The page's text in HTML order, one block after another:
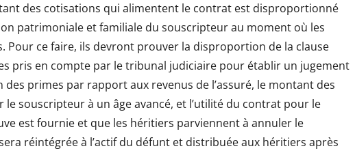
des cotisations qui alimentent le contrat est disproportionné
patrimoniale et familiale du souscripteur au moment où les
Pour ce faire, ils devront prouver la disproportion de la clause
pris en compte par le tribunal judiciaire pour établir un jugement
primes par rapport aux revenus de l’assuré, le montant des
le souscripteur à un âge avancé, et l’utilité du contrat pour le
est fournie et que les héritiers parviennent à annuler le
réintégrée à l’actif du défunt et distribuée aux héritiers après